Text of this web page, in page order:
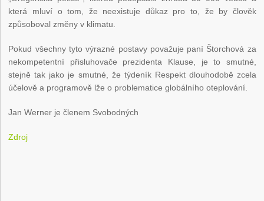
která mluví o tom, že neexistuje důkaz pro to, že by člověk
způsoboval změny v klimatu.
Pokud všechny tyto výrazné postavy považuje paní Štorchová za
nekompetentní přisluhovače prezidenta Klause, je to smutné,
stejně tak jako je smutné, že týdeník Respekt dlouhodobě zcela
účelově a programově lže o problematice globálního oteplování.
Jan Werner je členem Svobodných
Zdroj